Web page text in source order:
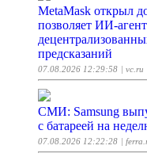
MetaMask открыл
позволяет ИИ-
предсказаний
07.08.2026 12:29:58 | vc.ru
СМИ: Samsung
с батареей на
07.08.2026 12:22:28 |